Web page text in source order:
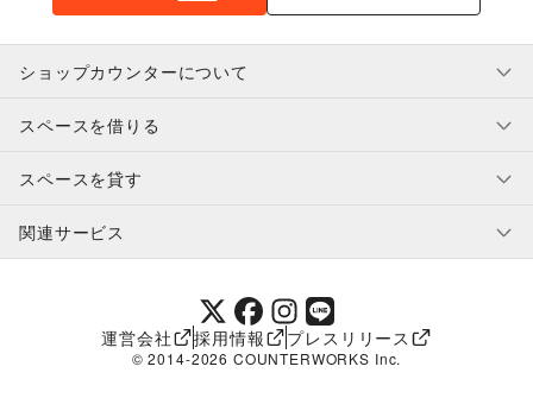
ショップカウンターについて
利用規約・ガイドライン
特定商取引法に基づく表示
補償プログラム
スペースを借りる
スペースを借りたい人へ
ユーザー利用規約
提携パートナー
スペースを貸す
スペースを貸したい方へ
オーナー利用規約
関連サービス
SHOPCOUNTER MAGAZINE
ショップカウンターエンタープライズ
ショップカウンター常設
運営会社 採用情報 プレスリリース
© 2014-2026 COUNTERWORKS Inc.